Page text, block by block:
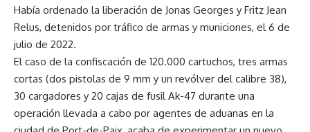
Había ordenado la liberación de Jonas Georges y Fritz Jean
Relus, detenidos por tráfico de armas y municiones, el 6 de
julio de 2022.
El caso de la confiscación de 120.000 cartuchos, tres armas
cortas (dos pistolas de 9 mm y un revólver del calibre 38),
30 cargadores y 20 cajas de fusil Ak-47 durante una
operación llevada a cabo por agentes de aduanas en la